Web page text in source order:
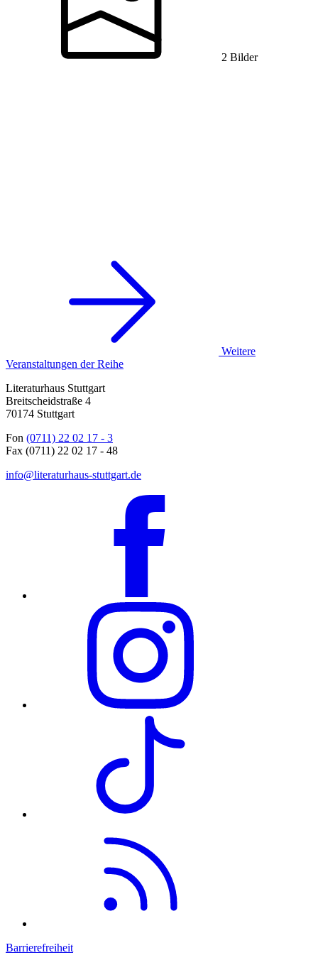
2 Bilder
Weitere
Veranstaltungen der Reihe
Literaturhaus Stuttgart
Breitscheidstraße 4
70174 Stuttgart
Fon (0711) 22 02 17 - 3
Fax (0711) 22 02 17 - 48
info@literaturhaus-stuttgart.de
Barrierefreiheit